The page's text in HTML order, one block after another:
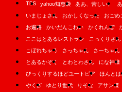
TBS
yahoo知恵袋 ああ、苦しい。
いまじょさん
おかしくなった おごめ
お遍路
かいだんこわい かくれんぼ
ここはとあるレストラン
こっくりさん
こぼれちゃう
さっちゃん さーちゃん
とあるかぞく
とわとわさん にな神様
びっくりするほどユートピア
ほんとは
やくざ
ゆとり世代 りそな アサン様